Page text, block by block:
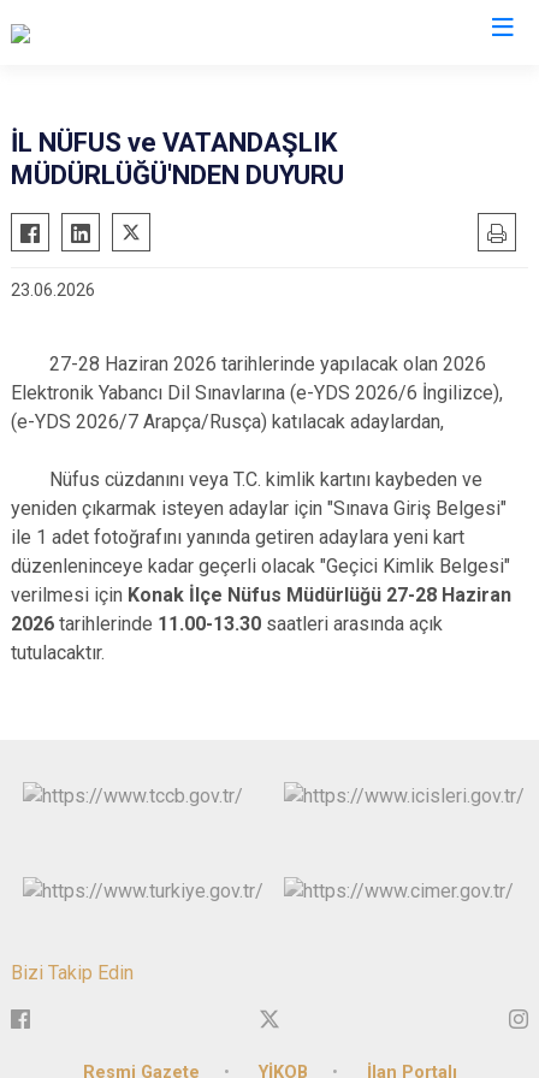
İL NÜFUS ve VATANDAŞLIK
MÜDÜRLÜĞÜ'NDEN DUYURU
23.06.2026
27-28 Haziran 2026 tarihlerinde yapılacak olan 2026
Elektronik Yabancı Dil Sınavlarına (e-YDS 2026/6 İngilizce),
(e-YDS 2026/7 Arapça/Rusça) katılacak adaylardan,
Nüfus cüzdanını veya T.C. kimlik kartını kaybeden ve
yeniden çıkarmak isteyen adaylar için "Sınava Giriş Belgesi"
ile 1 adet fotoğrafını yanında getiren adaylara yeni kart
düzenleninceye kadar geçerli olacak "Geçici Kimlik Belgesi"
verilmesi için Konak İlçe Nüfus Müdürlüğü 27-28 Haziran
2026 tarihlerinde 11.00-13.30 saatleri arasında açık
tutulacaktır.
Bizi Takip Edin
Resmi Gazete YİKOB İlan Portalı